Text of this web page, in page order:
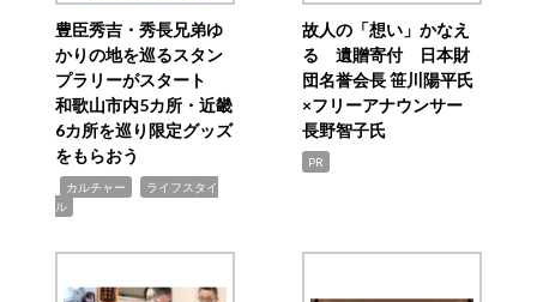
豊臣秀吉・秀長兄弟ゆ
かりの地を巡るスタン
プラリーがスタート
和歌山市内5カ所・近畿
6カ所を巡り限定グッズ
をもらおう
カルチャー
ライフスタイ
ル
故人の「想い」かなえ
る 遺贈寄付 日本財
団名誉会長 笹川陽平氏
×フリーアナウンサー
長野智子氏
PR